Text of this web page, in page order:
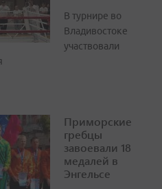
В турнире во
Владивостоке
участвовали
Приморские
гребцы
завоевали 18
медалей в
Энгельсе